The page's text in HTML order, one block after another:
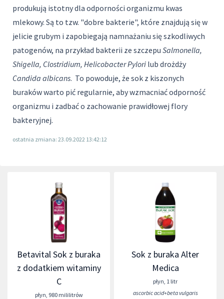
produkują istotny dla odporności organizmu kwas
mlekowy. Są to tzw. "dobre bakterie", które znajdują się w
jelicie grubym i zapobiegają namnażaniu się szkodliwych
patogenów, na przykład bakterii ze szczepu Salmonella,
Shigella, Clostridium, Helicobacter Pylori lub drożdży
Candida albicans. To powoduje, że sok z kiszonych
buraków warto pić regularnie, aby wzmacniać odporność
organizmu i zadbać o zachowanie prawidłowej flory
bakteryjnej.
ostatnia zmiana: 23.09.2022 13:42:12
Betavital Sok z buraka
z dodatkiem witaminy
C
płyn 980 mililitrów
Sok z buraka Alter
Medica
płyn 1 litr
ascorbic acid+beta vulgaris